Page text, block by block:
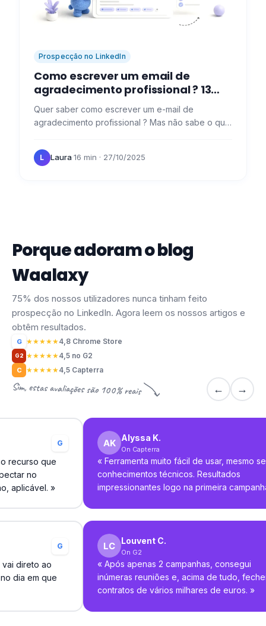
Prospecção no LinkedIn
Como escrever um email de
agradecimento profissional​ ? 13
modelos com exemplos concretos
Quer saber como escrever um e-mail de
agradecimento profissional ? Mas não sabe o que
é fácil, especialmente…
L Laura·16 min · 27/10/2025
Porque adoram o blog
Waalaxy
75% dos nossos utilizadores nunca tinham feito
prospecção no LinkedIn. Agora leem os nossos artigos e
obtêm resultados.
G ★★★★★4,8 Chrome Store
G2 ★★★★★4,5 no G2
C ★★★★★4,5 Capterra
Sim, estas avaliações são 100% reais ← →
G
recurso que
no
aplicável. »
Alyssa K.
On Capterra
« Ferramenta muito fácil de usar, mesmo
conhecimentos técnicos. Resultados
impressionantes logo na primeira
G
direto ao
dia em que
Louvent C.
On G2
« Após apenas 2 campanhas, consegui
inúmeras reuniões e, acima de tudo,
contratos de vários milhares de euros. »